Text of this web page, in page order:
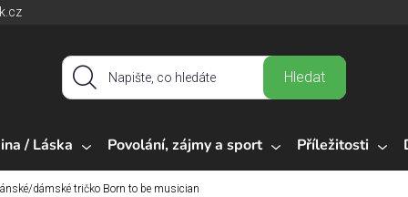
Hledat
/ Láska Povolání, zájmy a sport Příležitosti
dámské tričko Born to be musician